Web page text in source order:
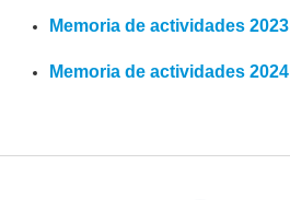
Memoria de actividades 2023
Memoria de actividades 2024